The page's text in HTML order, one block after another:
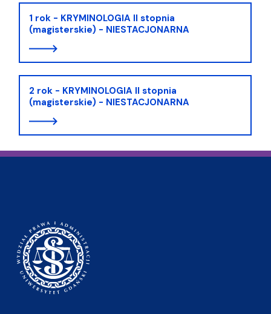
1 rok - KRYMINOLOGIA II stopnia
(magisterskie) - NIESTACJONARNA
2 rok - KRYMINOLOGIA II stopnia
(magisterskie) - NIESTACJONARNA